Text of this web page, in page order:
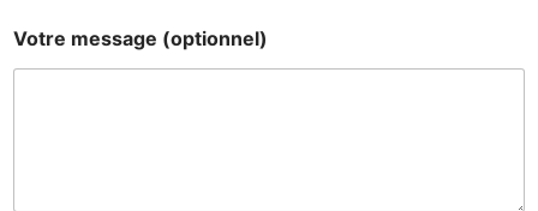
Votre message (optionnel)